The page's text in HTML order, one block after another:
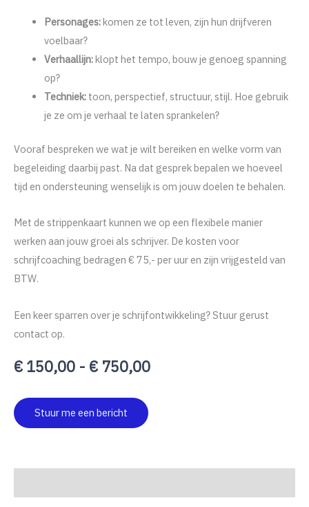
Personages:komen ze tot leven, zijn hun drijfveren
voelbaar?
Verhaallijn:klopt het tempo, bouw je genoeg spanning
op?
Techniek:toon, perspectief, structuur, stijl. Hoe gebruik
je ze om je verhaal te laten sprankelen?
Vooraf bespreken we wat je wilt bereiken en welke vorm van
begeleiding daarbij past. Na dat gesprek bepalen we hoeveel
tijd en ondersteuning wenselijk is om jouw doelen te behalen.
Met de strippenkaart kunnen we op een flexibele manier
werken aan jouw groei als schrijver. De kosten voor
schrijfcoaching bedragen € 75,- per uur en zijn vrijgesteld van
BTW.
Een keer sparren over je schrijfontwikkeling? Stuur gerust
contact op.
€ 150,00 - € 750,00
Stuur me een bericht